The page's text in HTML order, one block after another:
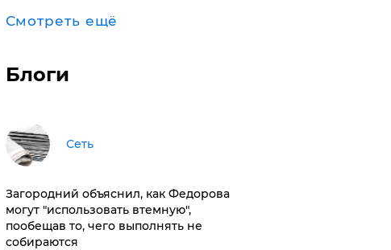
Смотреть ещё
Блоги
Сеть
Загородний объяснил, как Федорова
могут "использовать втемную",
пообещав то, чего выполнять не
собираются